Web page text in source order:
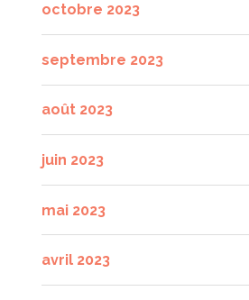
octobre 2023
septembre 2023
août 2023
juin 2023
mai 2023
avril 2023